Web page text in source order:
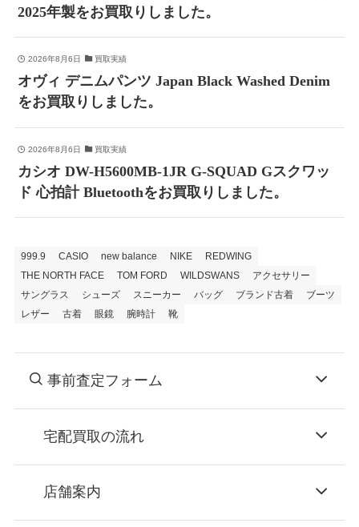
2025年製をお買取りしました。
2026年8月6日 買取実績
オヴィ デニムパンツ Japan Black Washed Denim
をお買取りしました。
2026年8月6日 買取実績
カシオ DW-H5600MB-1JR G-SQUAD Gスクワッ
ド 心拍計 Bluetoothをお買取りしました。
999.9 CASIO new balance NIKE
REDWING
THE NORTH FACE
TOM FORD WILDSWANS
アクセサリー
サングラス
シューズ スニーカー バッグ ブランド古着
ブーツ
レザー
古着 眼鏡 腕時計 靴
事前査定フォーム
宅配買取の流れ
お申込み
店舗案内